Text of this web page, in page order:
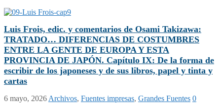
Luis Frois, edic. y comentarios de Osami Takizawa:
TRATADO… DIFERENCIAS DE COSTUMBRES
ENTRE LA GENTE DE EUROPA Y ESTA
PROVINCIA DE JAPÓN. Capítulo IX: De la forma de
escribir de los japoneses y de sus libros, papel y tinta y
cartas
6 mayo, 2026 Archivos, Fuentes impresas, Grandes Fuentes 0